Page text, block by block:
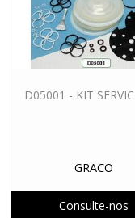
D05001 - KIT
GRACO
Consulte-nos